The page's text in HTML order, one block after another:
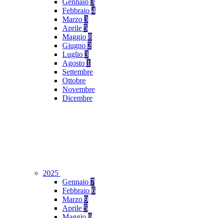
Gennaio 3
Febbraio 4
Marzo 3
Aprile 5
Maggio 8
Giugno 2
Luglio 3
Agosto 1
Settembre
Ottobre
Novembre
Dicembre
2025
Gennaio 7
Febbraio 6
Marzo 9
Aprile 5